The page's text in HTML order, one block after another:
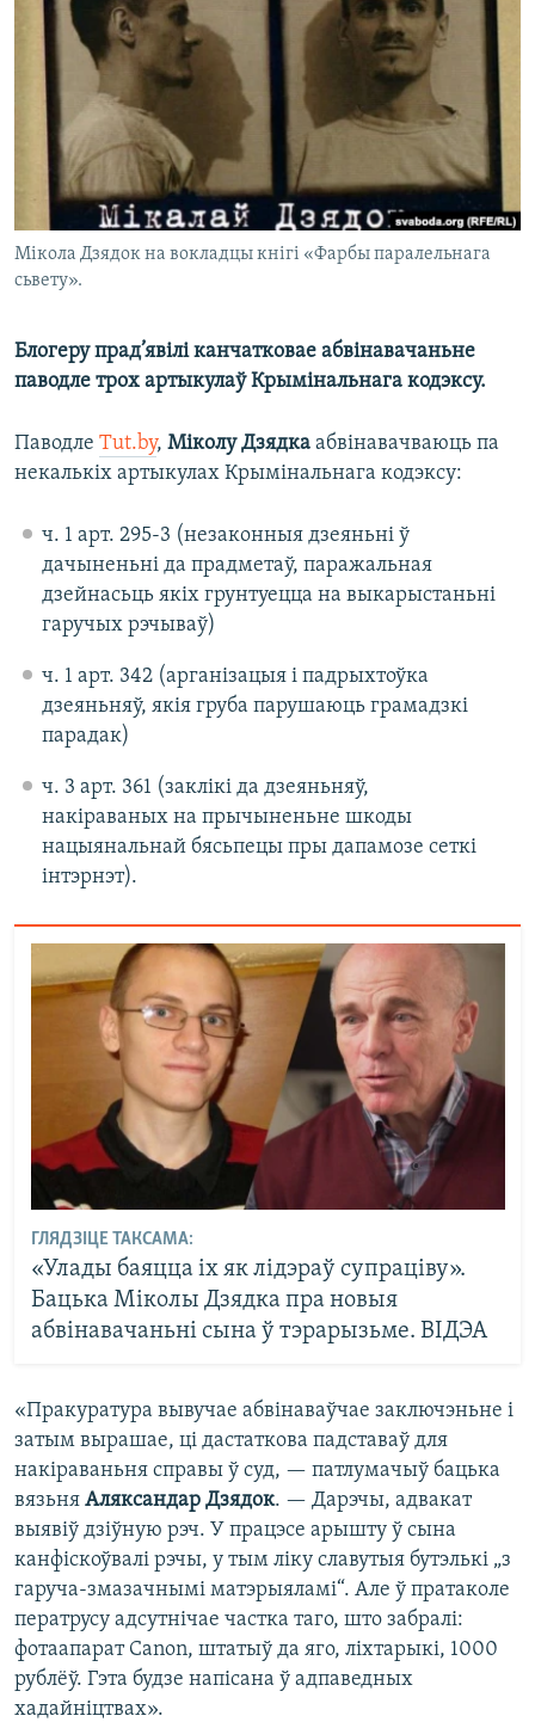
КУЛЬТУРА
КАЛЯНДАР
МОВА
НА ХВАЛЯХ СВАБОДЫ
Мікола Дзядок на вокладцы кнігі «Фарбы паралельнага
сьвету».
Блогеру прад’явілі канчатковае абвінавачаньне
паводле трох артыкулаў Крымінальнага кодэксу.
Паводле Tut.by, Міколу Дзядка абвінавачваюць па
некалькіх артыкулах Крымінальнага кодэксу:
ч. 1 арт. 295-3 (незаконныя дзеяньні ў
дачыненьні да прадметаў, паражальная
дзейнасьць якіх грунтуецца на выкарыстаньні
гаручых рэчываў)
ч. 1 арт. 342 (арганізацыя і падрыхтоўка
дзеяньняў, якія груба парушаюць грамадзкі
парадак)
ч. 3 арт. 361 (заклікі да дзеяньняў,
накіраваных на прычыненьне шкоды
нацыянальнай бясьпецы пры дапамозе сеткі
інтэрнэт).
ГЛЯДЗІЦЕ ТАКСАМА:
«Улады баяцца іх як лідэраў супраціву».
Бацька Міколы Дзядка пра новыя
абвінавачаньні сына ў тэрарызьме. ВІДЭА
«Пракуратура вывучае абвінаваўчае заключэньне і
затым вырашае, ці дастаткова падставаў для
накіраваньня справы ў суд, — патлумачыў бацька
вязьня Аляксандар Дзядок. — Дарэчы, адвакат
выявіў дзіўную рэч. У працэсе арышту ў сына
канфіскоўвалі рэчы, у тым ліку славутыя бутэлькі „з
гаруча-змазачнымі матэрыяламі“. Але ў пратаколе
ператрусу адсутнічае частка таго, што забралі:
фотаапарат Canon, штатыў да яго, ліхтарыкі, 1000
рублёў. Гэта будзе напісана ў адпаведных
хадайніцтвах».